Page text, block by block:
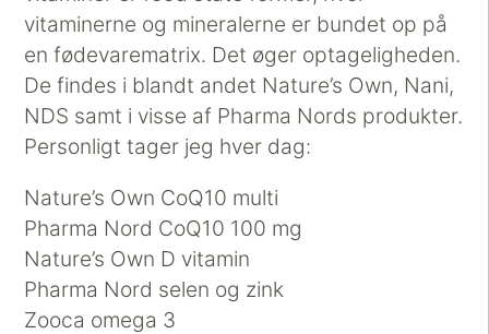
vitaminerne og mineralerne er bundet op på
en fødevarematrix. Det øger optageligheden.
De findes i blandt andet Nature’s Own, Nani,
NDS samt i visse af Pharma Nords produkter.
Personligt tager jeg hver dag:
Nature’s Own CoQ10 multi
Pharma Nord CoQ10 100 mg
Nature’s Own D vitamin
Pharma Nord selen og zink
Zooca omega 3